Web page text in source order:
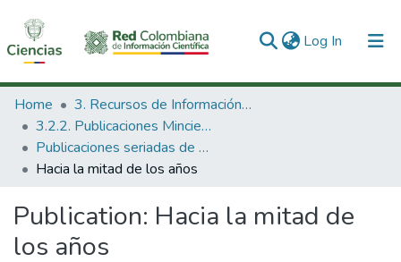
Log In (current)
Communities & Collections
All of DSpace
Statistics
Home
3. Recursos de Información Científica y Tecnológica
3.2.2. Publicaciones Minciencias
Publicaciones seriadas de Minciencias
Hacia la mitad de los años
Publication: Hacia la mitad de
los años